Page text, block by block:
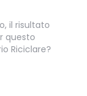
il risultato
questo
Riciclare?